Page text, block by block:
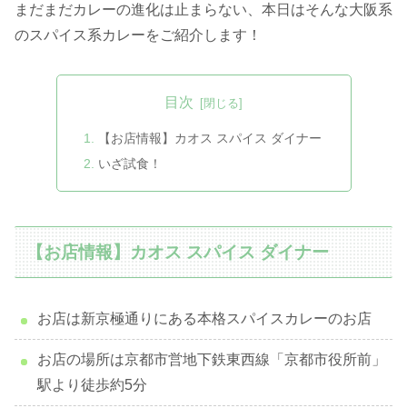
まだまだカレーの進化は止まらない、本日はそんな大阪系
のスパイス系カレーをご紹介します！
目次
【お店情報】カオス スパイス ダイナー
いざ試食！
【お店情報】カオス スパイス ダイナー
お店は新京極通りにある本格スパイスカレーのお店
お店の場所は京都市営地下鉄東西線「京都市役所前」
駅より徒歩約5分